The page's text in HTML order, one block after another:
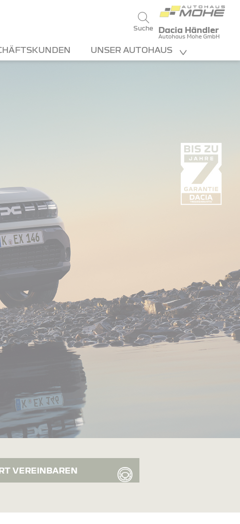
Suche Dacia Händler
Autohaus Mohe GmbH
UNSER AUTOHAUS
VEREINBAREN